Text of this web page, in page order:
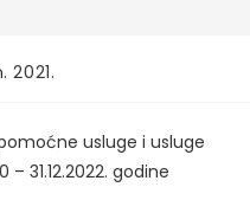
2021.
usluge i usluge
– 31.12.2022. godine